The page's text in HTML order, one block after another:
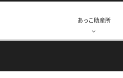
あっこ助産所